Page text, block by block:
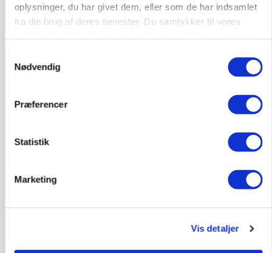
oplysninger, du har givet dem, eller som de har indsamlet
fra din brug af deres tjenester. Du samtykker til vores
Nødvendig
Præferencer
Statistik
Marketing
Vis detaljer
9681, Ranum
Kalvepasser til ejendom i udvikling søges
Klimastald
03. aug.